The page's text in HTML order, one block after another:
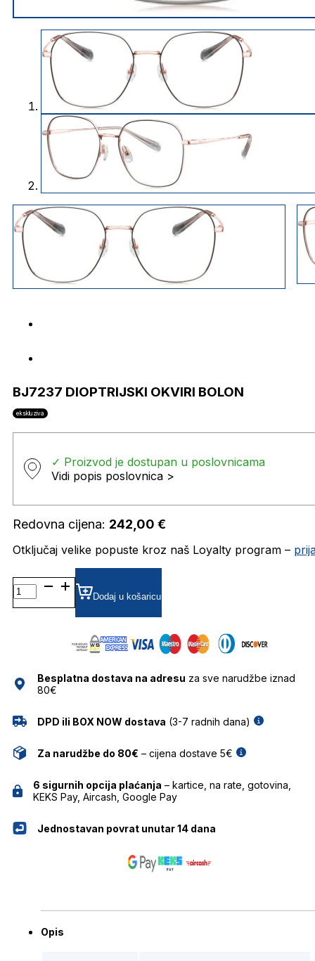
BJ7237 DIOPTRIJSKI OKVIRI BOLON
ekskluziva
✓ Proizvod je dostupan u poslovnicama
Vidi popis poslovnica >
Redovna cijena: 242,00 €
Otključaj velike popuste kroz naš Loyalty program –
BJ7237 DIOPTRIJSKI
OKVIRI
BOLON
Dodaj u košaricu
Besplatna dostava na adresu za sve narudžbe iznad
80€
DPD ili BOX NOW dostava (3-7 radnih dana)
Za narudžbe do 80€ – cijena dostave 5€
6 sigurnih opcija plaćanja – kartice, na rate, gotovina,
KEKS Pay, Aircash, Google Pay
Jednostavan povrat unutar 14 dana
Opis